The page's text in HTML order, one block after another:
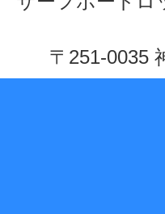
〒251-0035